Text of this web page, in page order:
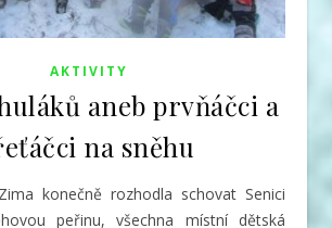
AKTIVITY
aneb prvňáčci a
na sněhu
peřinu, všechna místní dětská